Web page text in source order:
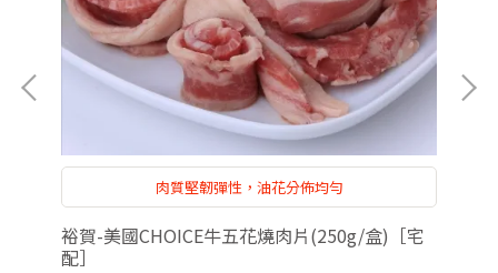
肉質堅韌彈性，油花分佈均勻
裕賀-美國CHOICE牛五花燒肉片(250g/盒)［宅
配］